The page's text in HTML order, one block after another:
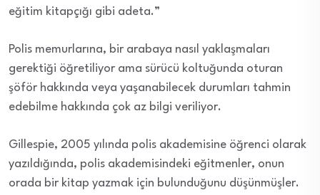
eğitim kitapçığı gibi adeta.”
Polis memurlarına, bir arabaya nasıl yaklaşmaları
gerektiği öğretiliyor ama sürücü koltuğunda oturan
şöför hakkında veya yaşanabilecek durumları tahmin
edebilme hakkında çok az bilgi veriliyor.
Gillespie, 2005 yılında polis akademisine öğrenci olarak
yazıldığında, polis akademisindeki eğitmenler, onun
orada bir kitap yazmak için bulunduğunu düşünmüşler.